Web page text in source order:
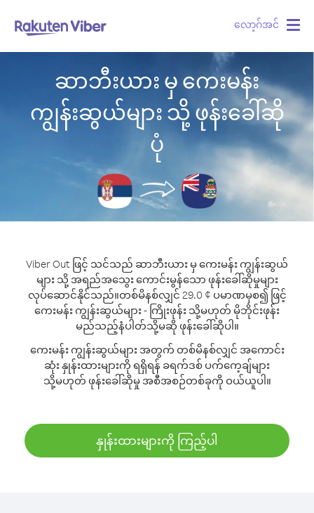
လော့ဂ်အင်
ဆာဘီးယား မှ ကေးမန်း
ကျွန်းဆွယ်များ သို့ ဖုန်းခေါ်ဆို
ပုံ
Viber Out ဖြင့် သင်သည် ဆာဘီးယား မှ ကေးမန်း ကျွန်းဆွယ်
များ သို့ အရည်အသွေး ကောင်းမွန်သော ဖုန်းခေါ်ဆိုမှုများ
လုပ်ဆောင်နိုင်သည်။တစ်မိနစ်လျှင် 29.0 ¢ ပမာဏမှစ၍ ဖြင့်
ကေးမန်း ကျွန်းဆွယ်များ - ကြိုးဖုန်း သို့မဟုတ် မိုဘိုင်းဖုန်း
မည်သည့်နံပါတ်သို့မဆို ဖုန်းခေါ်ဆိုပါ။
ကေးမန်း ကျွန်းဆွယ်များ အတွက် တစ်မိနစ်လျှင် အကောင်း
ဆုံး နှုန်းထားများကို ရရှိရန် ခရက်ဒစ် ပက်ကေ့ချ်များ
သို့မဟုတ် ဖုန်းခေါ်ဆိုမှု အစီအစဉ်တစ်ခုကို ဝယ်ယူပါ။
နှုန်းထားများကို ကြည့်ပါ